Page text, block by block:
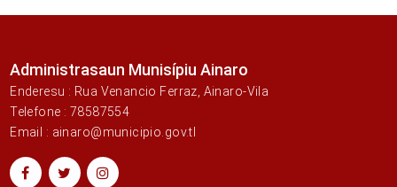
Administrasaun Munisípiu Ainaro
Enderesu : Rua Venancio Ferraz, Ainaro-Vila
Telefone : 78587554
Email : ainaro@municipio.gov.tl